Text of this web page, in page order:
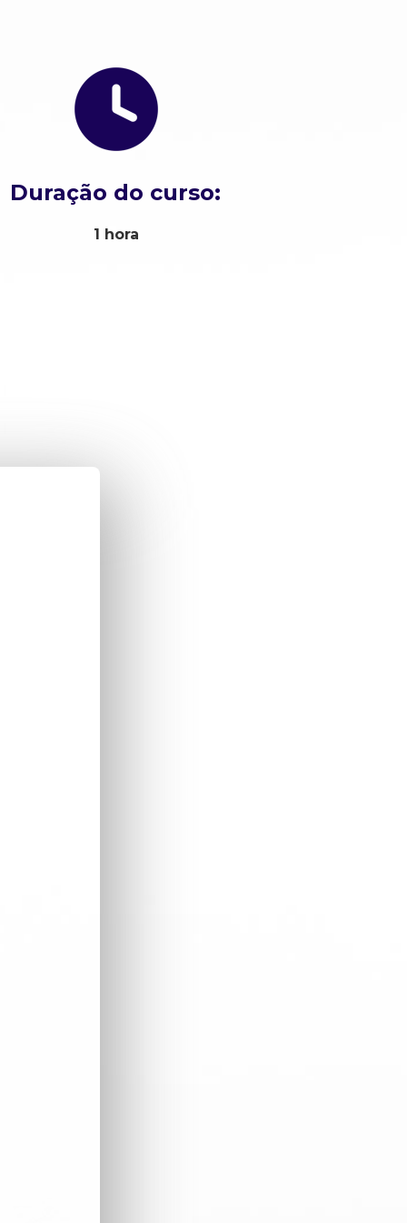
1 hora
Duração do curso: